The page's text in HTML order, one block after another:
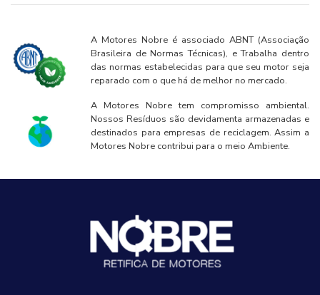
A Motores Nobre é associado ABNT (Associação
Brasileira de Normas Técnicas), e Trabalha dentro
das normas estabelecidas para que seu motor seja
reparado com o que há de melhor no mercado.
A Motores Nobre tem compromisso ambiental.
Nossos Resíduos são devidamenta armazenadas e
destinados para empresas de reciclagem. Assim a
Motores Nobre contribui para o meio Ambiente.